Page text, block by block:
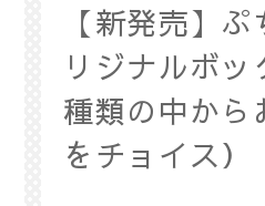
【新発売】
リジナルボ
種類の中から
をチョイス）